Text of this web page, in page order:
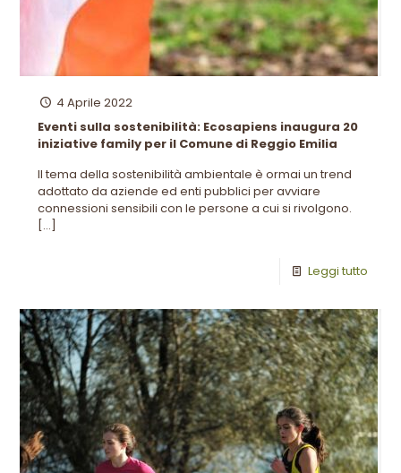
4 Aprile 2022
Eventi sulla sostenibilità: Ecosapiens inaugura 20
iniziative family per il Comune di Reggio Emilia
Il tema della sostenibilità ambientale è ormai un trend
adottato da aziende ed enti pubblici per avviare
connessioni sensibili con le persone a cui si rivolgono.
[…]
Leggi tutto